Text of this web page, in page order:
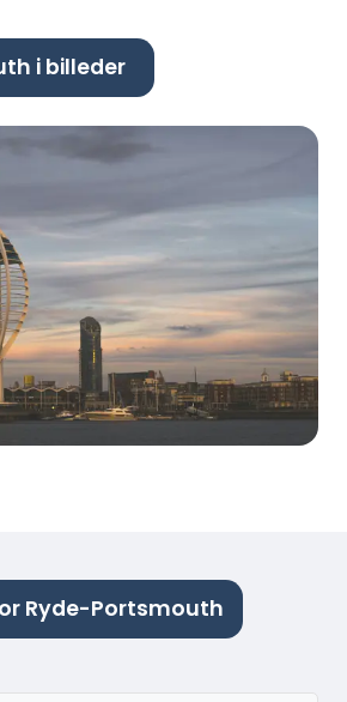
i billeder
Ryde-Portsmouth